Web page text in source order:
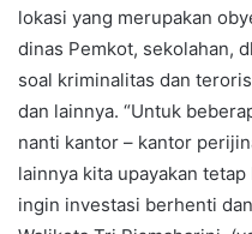
lokasi yang merupakan
dinas Pemkot, sekolahan,
soal kriminalitas dan
dan lainnya. “Untuk
nanti kantor – kantor
lainnya kita upayakan
ingin investasi berhenti